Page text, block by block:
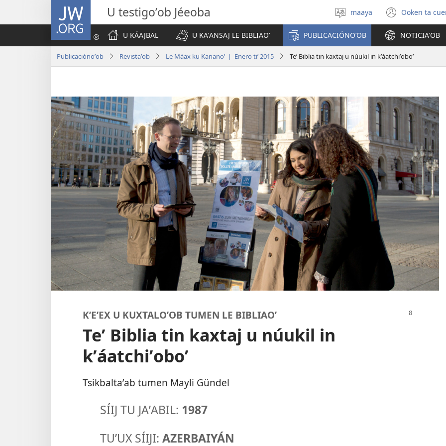
JW.ORG U testigoʼob Jéeoba
Yéey
u
idiomail
maaya Ooken ta(opens
new
window)
U KÁAJBAL
U KAʼANSAJ LE BIBLIAOʼ PUBLICACIÓNOʼOB NOTICIAʼOB
Publicaciónoʼob Revistaʼob Le Máax ku Kananoʼ | Enero tiʼ 2015 Teʼ Biblia tin kaxtaj u núukil in kʼáatchiʼoboʼ
KʼEʼEX U KUXTALOʼOB TUMEN LE BIBLIAOʼ
Teʼ Biblia tin kaxtaj u núukil in
kʼáatchiʼoboʼ
Tsikbaltaʼab tumen Mayli Gündel
SÍIJ TU JAʼABIL: 1987
TUʼUX SÍIJI: AZERBAIYÁN